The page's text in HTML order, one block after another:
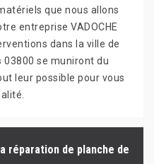
que nous allons
entreprise VADOCHE
dans la ville de
03800 se muniront du
leur possible pour vous
réparation de planche de